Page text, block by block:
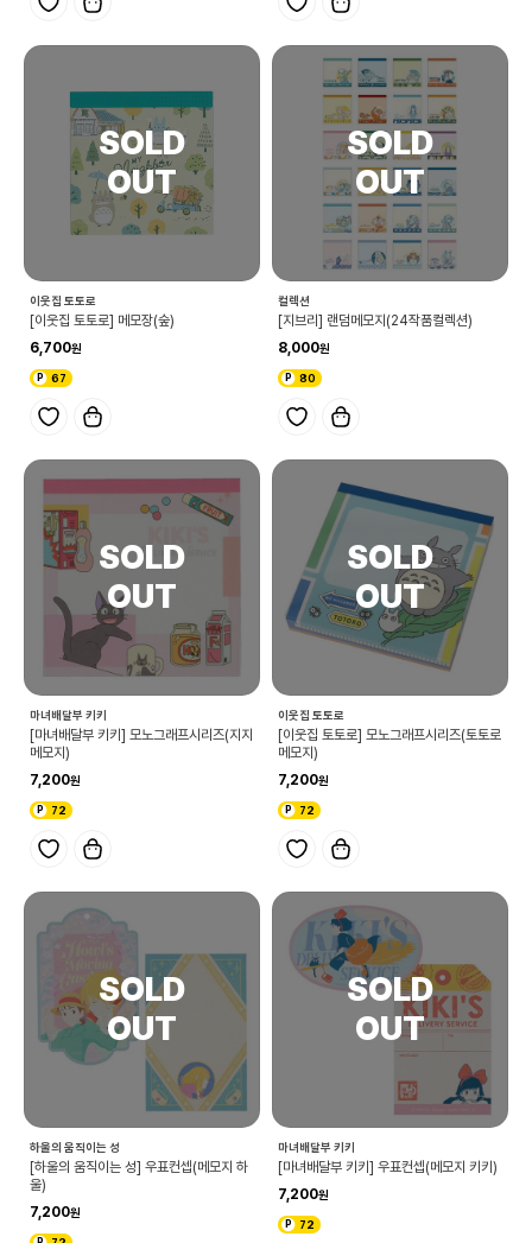
이웃집 토토로
[이웃집 토토로] 메모장(숲)
6,700
67
컬렉션
[지브리] 랜덤메모지(24작품컬렉션)
8,000
80
마녀배달부 키키
[마녀배달부 키키] 모노그래프시리즈(지지
메모지)
7,200
72
이웃집 토토로
[이웃집 토토로] 모노그래프시리즈(토토로
메모지)
7,200
72
하울의 움직이는 성
[하울의 움직이는 성] 우표컨셉(메모지 하
울)
7,200
마녀배달부 키키
[마녀배달부 키키] 우표컨셉(메모지 키키)
7,200
72